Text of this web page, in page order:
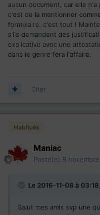
aucun document, car elle
c'est de la mentionner
formulaire, c'est tout !
s'ils demandent des
explicative avec une
dans le genre fera l'affaire.
Citer
Habitués
Maniac
Posté(e) 8
Le 2016-11-08 à 03:18,
Salut mes amis svp une